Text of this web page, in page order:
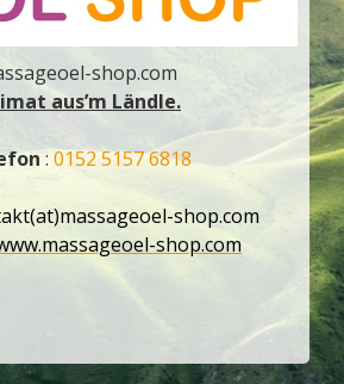
shop.com
aus’m Ländle.
: 0152 5157 6818
shop.com
shop.com